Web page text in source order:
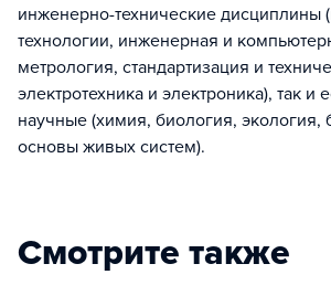
инженерно-технические
технологии, инженерная и
метрология, стандартизация и
электротехника и электроника), так и
научные (химия, биология, экология,
основы живых систем).
Смотрите также